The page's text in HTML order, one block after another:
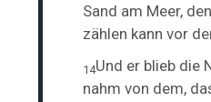
Sand am Meer,
zählen kann vor
14Und er blieb die
nahm von dem,